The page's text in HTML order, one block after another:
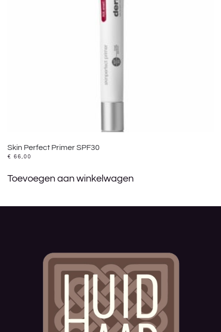
Skin Perfect Primer SPF30
€ 66,00
Toevoegen aan winkelwagen